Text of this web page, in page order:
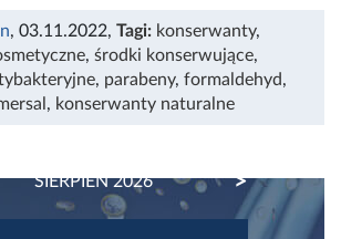
, 03.11.2022, Tagi: konserwanty,
, środki konserwujące,
, parabeny, formaldehyd,
, konserwanty naturalne
SIERPIEŃ 2026 NEXT